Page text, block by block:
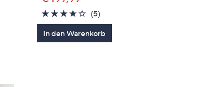
4.2
von
5
(5)
Bewertungen
In den Warenkorb